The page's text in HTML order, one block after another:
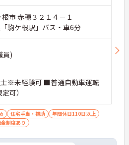
市 赤穂３２１４－１
駒ケ根駅」バス・車6分
員)
※未経験可 ■普通自動車運転
可）
住宅手当・補助
年間休日110日以上
制度あり